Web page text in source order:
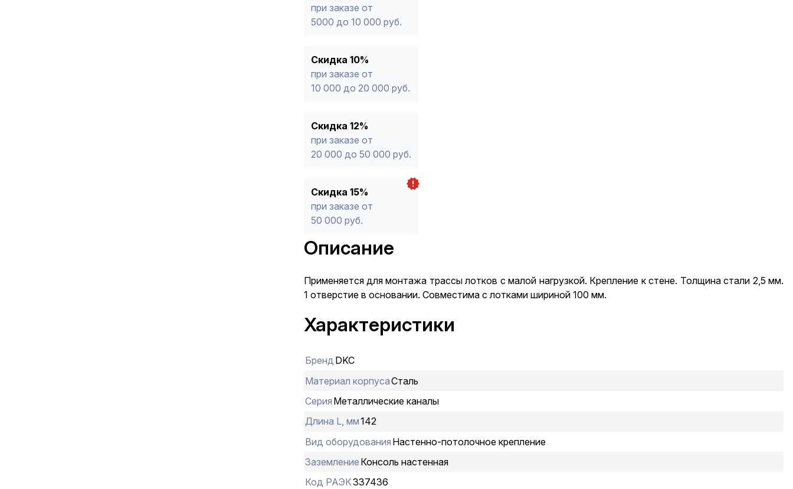
при заказе от
5000 до 10 000 руб.
Скидка 10%
при заказе от
10 000 до 20 000 руб.
Скидка 12%
при заказе от
20 000 до 50 000 руб.
Скидка 15%
при заказе от
50 000 руб.
Описание
Применяется для монтажа трассы лотков с малой нагрузкой. Крепление к стене. Толщина стали 2,5 мм.
1 отверстие в основании. Совместима с лотками шириной 100 мм.
Характеристики
Бренд DKC
Материал корпусаСталь
Серия Металлические каналы
Длина L, мм142
Вид оборудования Настенно-потолочное крепление
Заземление Консоль настенная
Код РАЭК337436